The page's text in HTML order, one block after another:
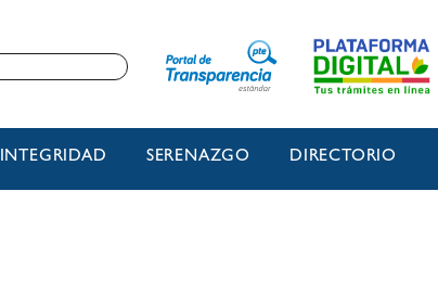
INTEGRIDAD SERENAZGO DIRECTORIO